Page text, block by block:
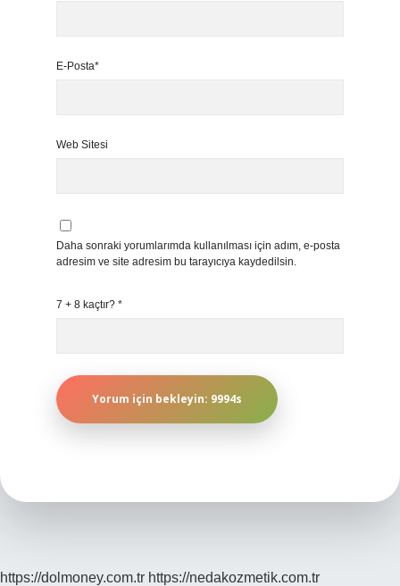
E-Posta*
Web Sitesi
Daha sonraki yorumlarımda kullanılması için adım, e-posta
adresim ve site adresim bu tarayıcıya kaydedilsin.
7 + 8 kaçtır? *
https://dolmoney.com.tr https://nedakozmetik.com.tr